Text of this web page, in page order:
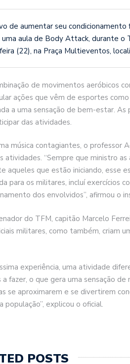
de aumentar seu
aula de Body Attack, durante o
(22), na Praça Multieventos,
de movimentos aeróbicos
ações que vêm de esportes
a uma sensação de bem-estar.
das atividades.
música contagiantes, o professor
atividades. “Sempre que ministro
aqueles que estão iniciando, esse
para os militares, incluí exercícios
dos envolvidos”, afirmou o
do TFM, capitão Marcelo
militares, como também, criam
experiência, uma atividade
a fazer, o que gera uma sensação
se aproximarem e se divertirem
população”, explicou o oficial.
POSTS